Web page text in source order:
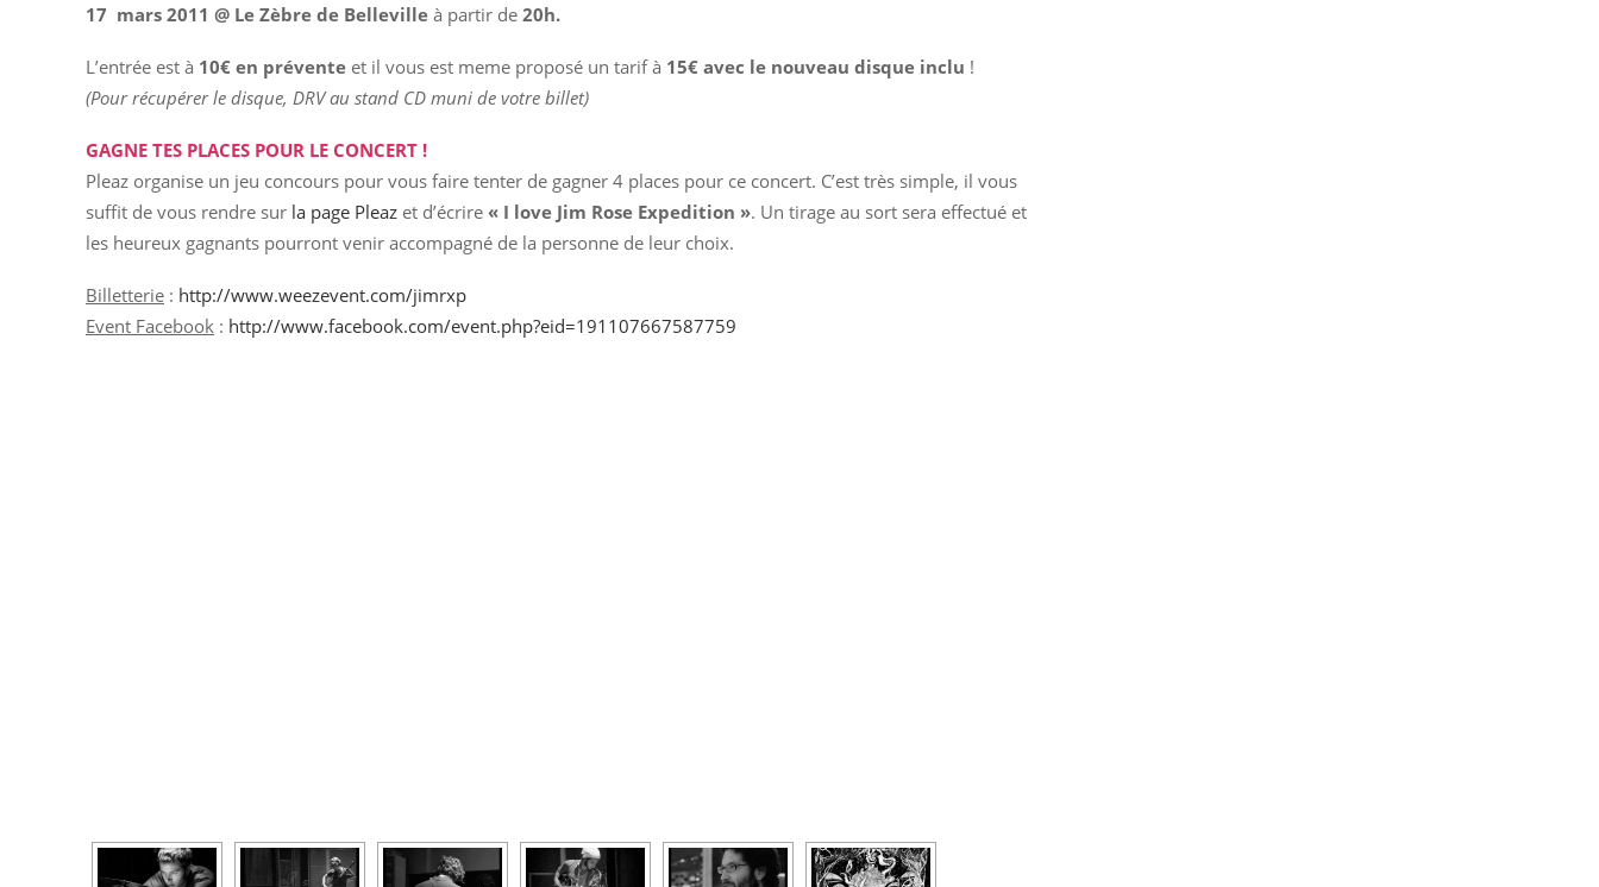
17 mars 2011 @ Le Zèbre de Belleville à partir de 20h.
L’entrée est à 10€ en prévente et il vous est meme proposé un tarif à 15€ avec le nouveau disque inclu !
(Pour récupérer le disque, DRV au stand CD muni de votre billet)
GAGNE TES PLACES POUR LE CONCERT !
Pleaz organise un jeu concours pour vous faire tenter de gagner 4 places pour ce concert. C’est très simple, il vous
suffit de vous rendre sur la page Pleaz et d’écrire « I love Jim Rose Expedition ». Un tirage au sort sera effectué et
les heureux gagnants pourront venir accompagné de la personne de leur choix.
Billetterie : http://www.weezevent.com/jimrxp
Event Facebook : http://www.facebook.com/event.php?eid=191107667587759